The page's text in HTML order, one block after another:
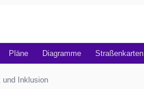
Pläne Diagramme Straßenkarten
und Inklusion